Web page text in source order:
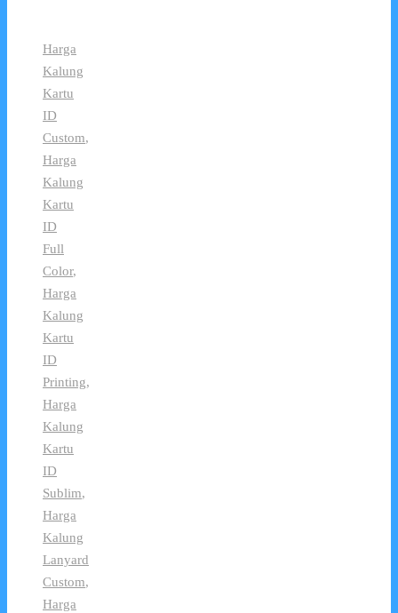
Harga
Kalung
Kartu
ID
Custom,
Harga
Kalung
Kartu
ID
Full
Color,
Harga
Kalung
Kartu
ID
Printing,
Harga
Kalung
Kartu
ID
Sublim,
Harga
Kalung
Lanyard
Custom,
Harga